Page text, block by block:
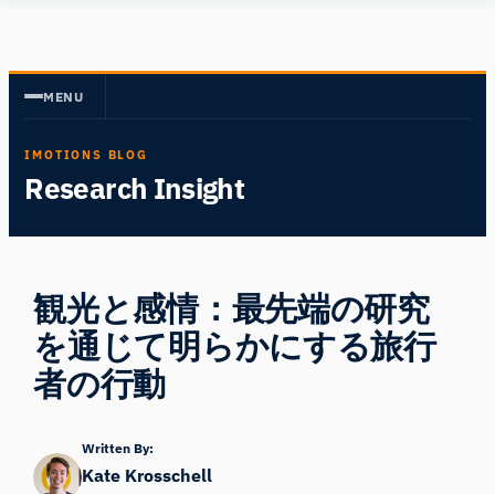
を
ス
ッ
MENU
IMOTIONS BLOG
Research Insight
観光と感情：最先端の研究
を通じて明らかにする旅行
者の行動
Written By:
Kate Krosschell